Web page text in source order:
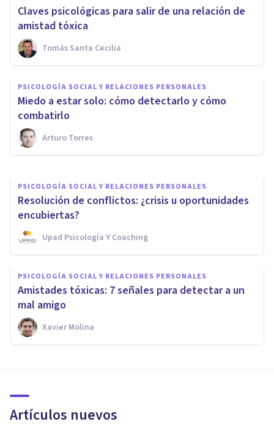
Claves psicológicas para salir de una relación de
amistad tóxica
Tomás Santa Cecilia
PSICOLOGÍA SOCIAL Y RELACIONES PERSONALES
Miedo a estar solo: cómo detectarlo y cómo
combatirlo
Arturo Torres
5 formas de resolver un
conflicto con eficacia
Grecia Guzmán Martínez
PSICOLOGÍA SOCIAL Y RELACIONES PERSONALES
Resolución de conflictos: ¿crisis u oportunidades
encubiertas?
Upad Psicología Y Coaching
PSICOLOGÍA SOCIAL Y RELACIONES PERSONALES
Amistades tóxicas: 7 señales para detectar a un
mal amigo
Xavier Molina
Artículos nuevos